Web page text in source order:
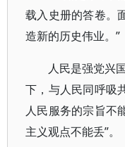
载入史册的答卷。
造新的历史伟业。”
人民是强党兴
下，与人民同呼吸
人民服务的宗旨不
主义观点不能丢”。